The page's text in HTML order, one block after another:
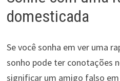
domesticada
Se você sonha em ver uma
sonho pode ter conotações
significar um amigo falso